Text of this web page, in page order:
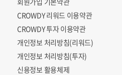
CROWDY 리워드 이용약관
CROWDY 투자 이용약관
개인정보 처리방침(리워드)
개인정보 처리방침(투자)
신용정보 활용체제